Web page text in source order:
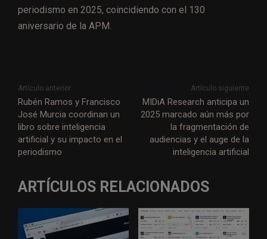
periodismo en 2025, coincidiendo con el 130
aniversario de la APM.
Artículo anterior
Rubén Ramos y Francisco
José Murcia coordinan un
libro sobre inteligencia
artificial y su impacto en el
periodismo
Artículo siguiente
MIDiA Research anticipa un
2025 marcado aún más por
la fragmentación de
audiencias y el auge de la
inteligencia artificial
ARTÍCULOS RELACIONADOS